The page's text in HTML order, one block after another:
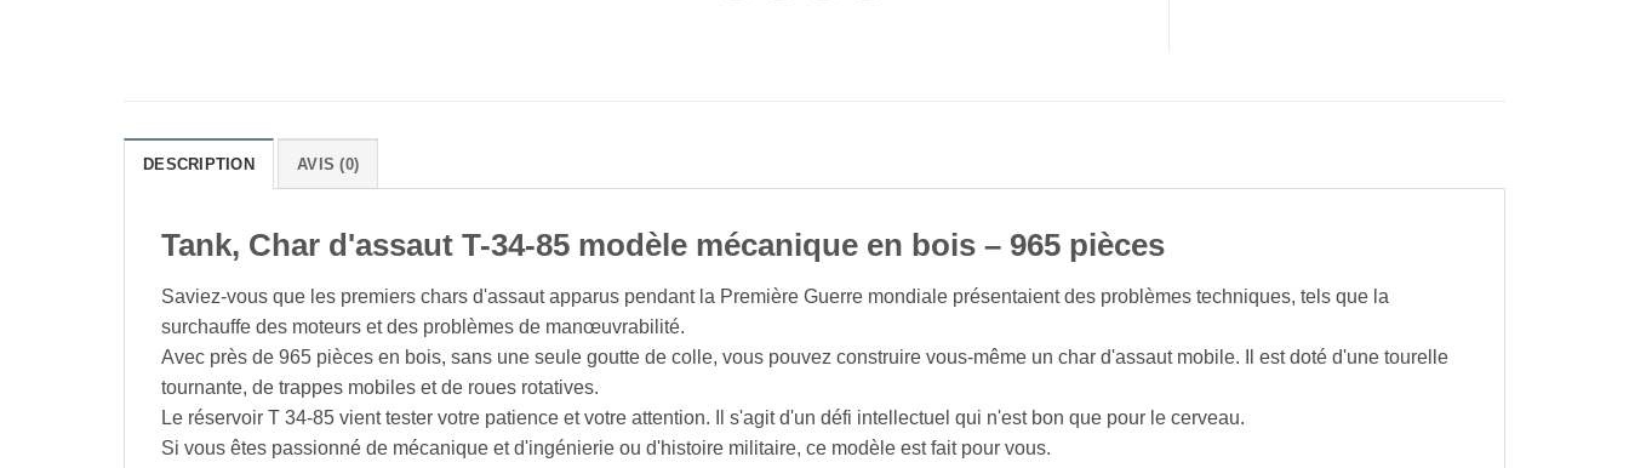
DESCRIPTION AVIS (0)
Tank, Char d'assaut T-34-85 modèle mécanique en bois – 965 pièces
Saviez-vous que les premiers chars d'assaut apparus pendant la Première Guerre mondiale présentaient des problèmes techniques, tels que la
surchauffe des moteurs et des problèmes de manœuvrabilité.
Avec près de 965 pièces en bois, sans une seule goutte de colle, vous pouvez construire vous-même un char d'assaut mobile. Il est doté d'une tourelle
tournante, de trappes mobiles et de roues rotatives.
Le réservoir T 34-85 vient tester votre patience et votre attention. Il s'agit d'un défi intellectuel qui n'est bon que pour le cerveau.
Si vous êtes passionné de mécanique et d'ingénierie ou d'histoire militaire, ce modèle est fait pour vous.